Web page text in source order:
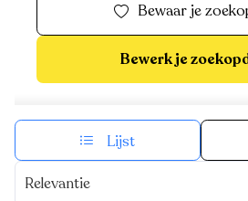
Bewaar je
Bewerk je
Lijst
Relevantie